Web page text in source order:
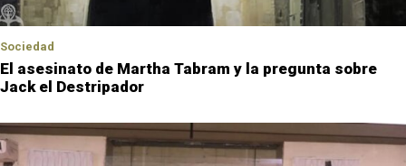
Sociedad
El asesinato de Martha Tabram y la pregunta sobre
Jack el Destripador